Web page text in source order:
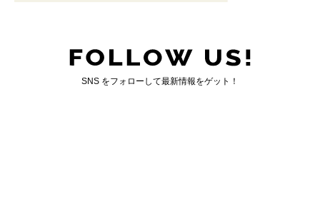
SNS をフォローして最新情報をゲット！